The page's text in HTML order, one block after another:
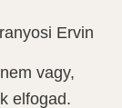
Ervin:
vagy,
elfogad.